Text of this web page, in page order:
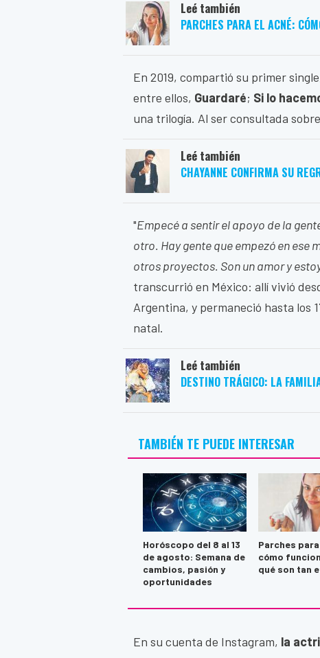
Leé también
PARCHES PARA EL ACNÉ:
En 2019, compartió su primer
entre ellos, Guardaré; Si lo
una trilogía. Al ser consultada
Leé también
CHAYANNE CONFIRMA SU
"Empecé a sentir el apoyo de la
otro. Hay gente que empezó en ese
otros proyectos. Son un amor y
transcurrió en México: allí vivió
Argentina, y permaneció hasta los
natal.
Leé también
DESTINO TRÁGICO: LA
TAMBIÉN TE PUEDE INTERESAR
Horóscopo del 8 al 13
de agosto: Semana de
cambios, pasión y
oportunidades
Parches
cómo
qué son tan
En su cuenta de Instagram, la